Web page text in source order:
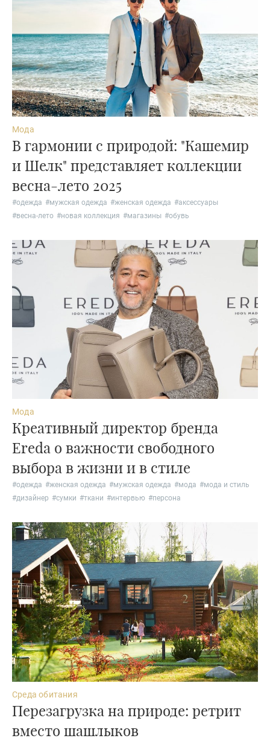
Мода
В гармонии с природой: "Кашемир
и Шелк" представляет коллекции
весна-лето 2025
#одежда #мужская одежда #женская одежда #аксессуары
#весна-лето #новая коллекция #магазины #обувь
Мода
Креативный директор бренда
Ereda о важности свободного
выбора в жизни и в стиле
#одежда #женская одежда #мужская одежда #мода #мода и стиль
#дизайнер #сумки #ткани #интервью #персона
Среда обитания
Перезагрузка на природе: ретрит
вместо шашлыков